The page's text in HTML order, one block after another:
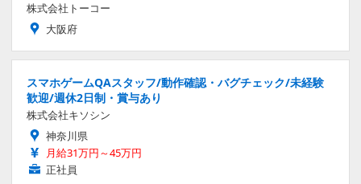
株式会社トーコー
大阪府
スマホゲームQAスタッフ/動作確認・バグチェック/未経験
歓迎/週休2日制・賞与あり
株式会社キソシン
神奈川県
月給31万円～45万円
正社員